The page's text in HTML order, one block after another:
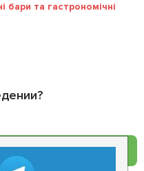
бари та гастрономічні